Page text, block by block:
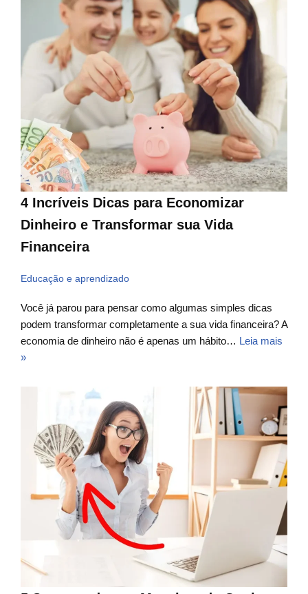
4 Incríveis Dicas para Economizar
Dinheiro e Transformar sua Vida
Financeira
Educação e aprendizado
Você já parou para pensar como algumas simples dicas
podem transformar completamente a sua vida financeira? A
economia de dinheiro não é apenas um hábito… Leia mais
»